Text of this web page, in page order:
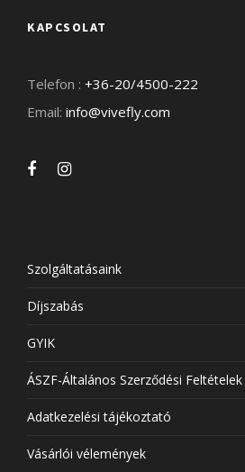
KAPCSOLAT
Telefon : +36-20/4500-222
Email: info@vivefly.com
Szolgáltatásaink
Díjszabás
GYIK
ÁSZF-Általános Szerződési Feltételek
Adatkezelési tájékoztató
Vásárlói vélemények